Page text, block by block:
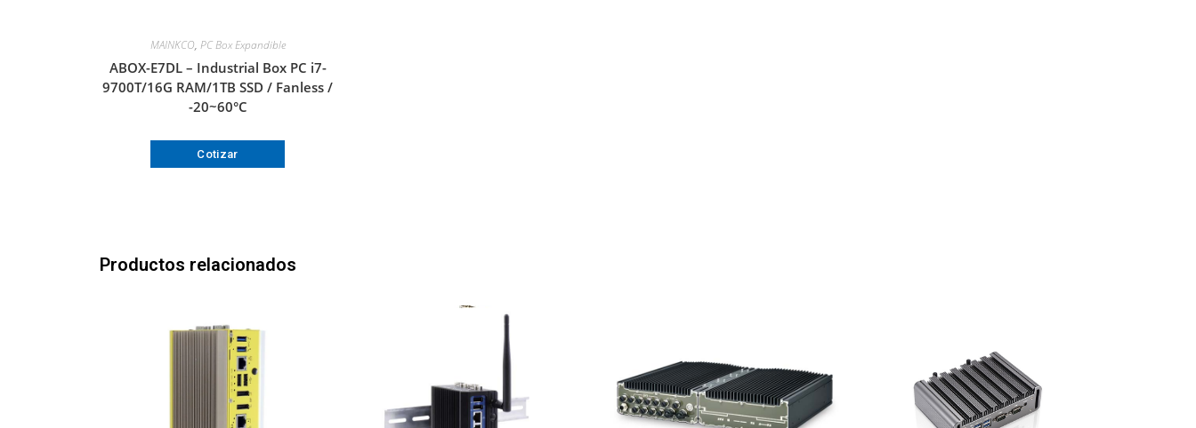
MAINKCO, PC Box Expandible
ABOX-E7DL – Industrial Box PC i7-
9700T/16G RAM/1TB SSD / Fanless /
-20~60°C
Cotizar
Productos relacionados